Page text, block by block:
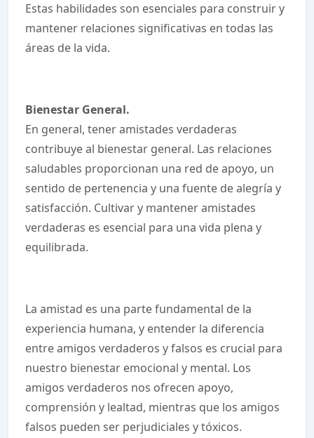
Estas habilidades son esenciales para construir y
mantener relaciones significativas en todas las
áreas de la vida.
Bienestar General.
En general, tener amistades verdaderas
contribuye al bienestar general. Las relaciones
saludables proporcionan una red de apoyo, un
sentido de pertenencia y una fuente de alegría y
satisfacción. Cultivar y mantener amistades
verdaderas es esencial para una vida plena y
equilibrada.
La amistad es una parte fundamental de la
experiencia humana, y entender la diferencia
entre amigos verdaderos y falsos es crucial para
nuestro bienestar emocional y mental. Los
amigos verdaderos nos ofrecen apoyo,
comprensión y lealtad, mientras que los amigos
falsos pueden ser perjudiciales y tóxicos.